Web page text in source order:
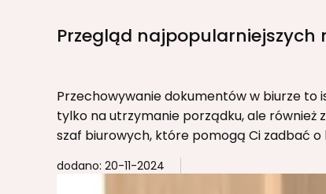
Przegląd
Przechowywanie dokumentów w biurze
tylko na utrzymanie porządku, ale również
szaf biurowych, które pomogą Ci zadbać o
dodano: 20-11-2024